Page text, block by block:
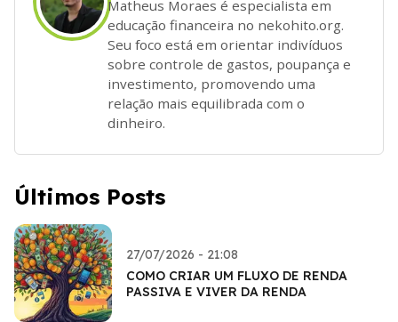
Matheus Moraes é especialista em
educação financeira no nekohito.org.
Seu foco está em orientar indivíduos
sobre controle de gastos, poupança e
investimento, promovendo uma
relação mais equilibrada com o
dinheiro.
Últimos Posts
27/07/2026 - 21:08
COMO CRIAR UM FLUXO DE RENDA
PASSIVA E VIVER DA RENDA